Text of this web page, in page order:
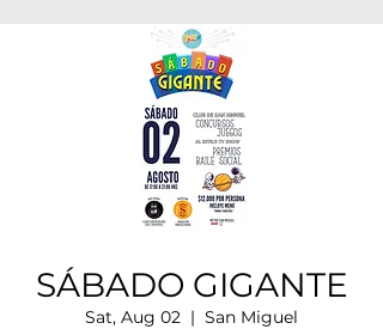
SÁBADO GIGANTE
Sat, Aug 02
  |
San Miguel